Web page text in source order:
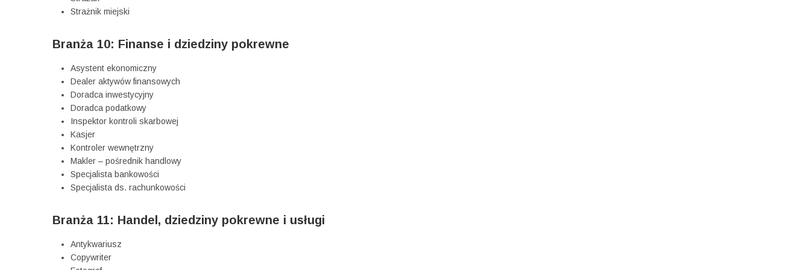
Strażnik miejski
Branża 10: Finanse i dziedziny pokrewne
Asystent ekonomiczny
Dealer aktywów finansowych
Doradca inwestycyjny
Doradca podatkowy
Inspektor kontroli skarbowej
Kasjer
Kontroler wewnętrzny
Makler – pośrednik handlowy
Specjalista bankowości
Specjalista ds. rachunkowości
Branża 11: Handel, dziedziny pokrewne i usługi
Antykwariusz
Copywriter